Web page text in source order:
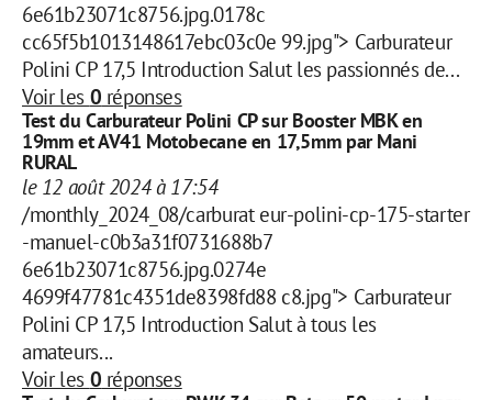
6e61b23071c8756.jpg.0178c
cc65f5b1013148617ebc03c0e 99.jpg"> Carburateur
Polini CP 17,5 Introduction Salut les passionnés de...
Voir les 0 réponses
Test du Carburateur Polini CP sur Booster MBK en
19mm et AV41 Motobecane en 17,5mm par Mani
RURAL
le 12 août 2024 à 17:54
/monthly_2024_08/carburat eur-polini-cp-175-starter
-manuel-c0b3a31f0731688b7
6e61b23071c8756.jpg.0274e
4699f47781c4351de8398fd88 c8.jpg"> Carburateur
Polini CP 17,5 Introduction Salut à tous les
amateurs...
Voir les 0 réponses